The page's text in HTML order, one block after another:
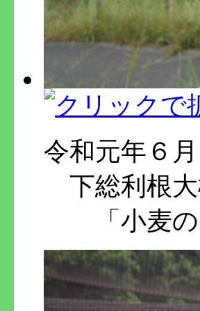
令和元年６
下総利根
「小麦の